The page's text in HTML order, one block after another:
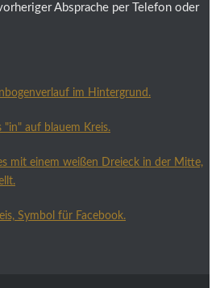
Absprache per Telefon oder